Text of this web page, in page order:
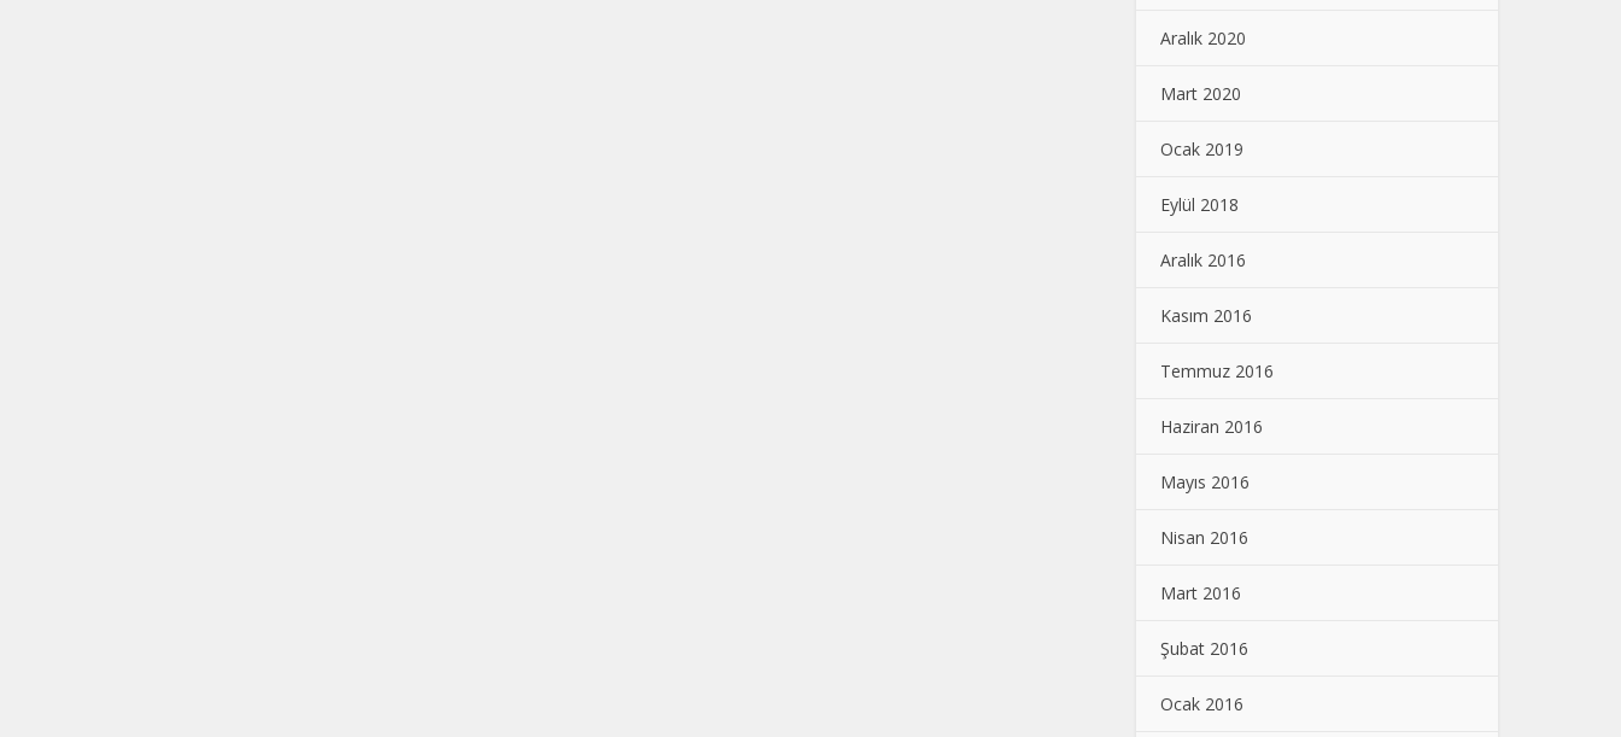
Aralık 2020
Mart 2020
Ocak 2019
Eylül 2018
Aralık 2016
Kasım 2016
Temmuz 2016
Haziran 2016
Mayıs 2016
Nisan 2016
Mart 2016
Şubat 2016
Ocak 2016